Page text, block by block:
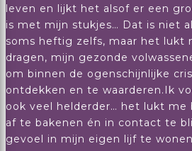
leven en lijkt het alsof er een
is met mijn stukjes… Dat is niet
soms heftig zelfs, maar het lukt
dragen, mijn gezonde
om binnen de ogenschijnlijke
ontdekken en te waarderen.Ik
ook veel helderder… het lukt
af te bakenen én in contact te
gevoel in mijn eigen lijf te